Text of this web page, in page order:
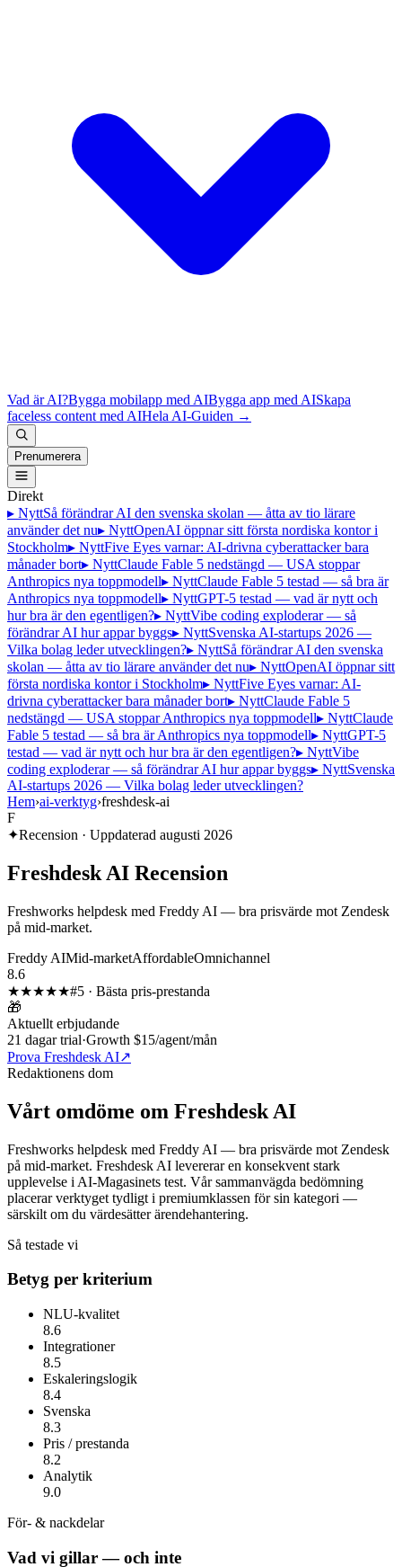
Vad är AI?Bygga mobilapp med AIBygga app med AISkapa
faceless content med AIHela AI-Guiden →
Prenumerera
Direkt
▸ NyttSå förändrar AI den svenska skolan — åtta av tio lärare
använder det nu▸ NyttOpenAI öppnar sitt första nordiska kontor i
Stockholm▸ NyttFive Eyes varnar: AI-drivna cyberattacker bara
månader bort▸ NyttClaude Fable 5 nedstängd — USA stoppar
Anthropics nya toppmodell▸ NyttClaude Fable 5 testad — så bra är
Anthropics nya toppmodell▸ NyttGPT-5 testad — vad är nytt och
hur bra är den egentligen?▸ NyttVibe coding exploderar — så
förändrar AI hur appar byggs▸ NyttSvenska AI-startups 2026 —
Vilka bolag leder utvecklingen?▸ NyttSå förändrar AI den svenska
skolan — åtta av tio lärare använder det nu▸ NyttOpenAI öppnar sitt
första nordiska kontor i Stockholm▸ NyttFive Eyes varnar: AI-
drivna cyberattacker bara månader bort▸ NyttClaude Fable 5
nedstängd — USA stoppar Anthropics nya toppmodell▸ NyttClaude
Fable 5 testad — så bra är Anthropics nya toppmodell▸ NyttGPT-5
testad — vad är nytt och hur bra är den egentligen?▸ NyttVibe
coding exploderar — så förändrar AI hur appar byggs▸ NyttSvenska
AI-startups 2026 — Vilka bolag leder utvecklingen?
Hem›ai-verktyg›freshdesk-ai
F
✦Recension · Uppdaterad augusti 2026
Freshdesk AI Recension
Freshworks helpdesk med Freddy AI — bra prisvärde mot Zendesk
på mid-market.
Freddy AIMid-marketAffordableOmnichannel
8.6
★★★★★#5 · Bästa pris-prestanda
🎁
Aktuellt erbjudande
21 dagar trial·Growth $15/agent/mån
Prova Freshdesk AI↗
Redaktionens dom
Vårt omdöme om Freshdesk AI
Freshworks helpdesk med Freddy AI — bra prisvärde mot Zendesk
på mid-market. Freshdesk AI levererar en konsekvent stark
upplevelse i AI-Magasinets test. Vår sammanvägda bedömning
placerar verktyget tydligt i premiumklassen för sin kategori —
särskilt om du värdesätterärendehantering.
Så testade vi
Betyg per kriterium
NLU-kvalitet
8.6
Integrationer
8.5
Eskaleringslogik
8.4
Svenska
8.3
Pris / prestanda
8.2
Analytik
9.0
För- & nackdelar
Vad vi gillar — och inte